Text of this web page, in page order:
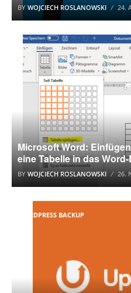
BY WOJCIECH ROSLANOWSKI 24.
365
Microsoft Word:
eine Tabelle in das
BY WOJCIECH ROSLANOWSKI 26.
WORDPRESS BACKUP